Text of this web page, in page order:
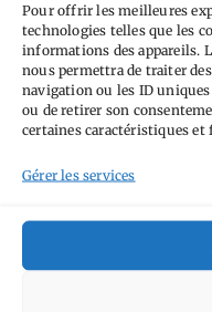
Pour offrir les meilleures
technologies telles que les
informations des appareils.
nous permettra de traiter
navigation ou les ID
ou de retirer son
certaines caractéristiques et
Gérer les services
Attribution - Pas
Pas de
Fondé(e) sur une
Aimez-